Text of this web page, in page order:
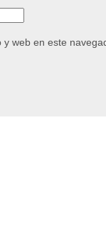
web en este